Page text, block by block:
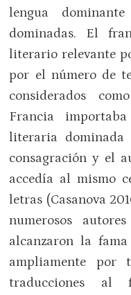
lengua
dominadas. El
literario relevante
por el número de
considerados
Francia
literaria dominada
consagración y el
accedía al mismo
letras (Casanova
numerosos
alcanzaron la
ampliamente por
traducciones al